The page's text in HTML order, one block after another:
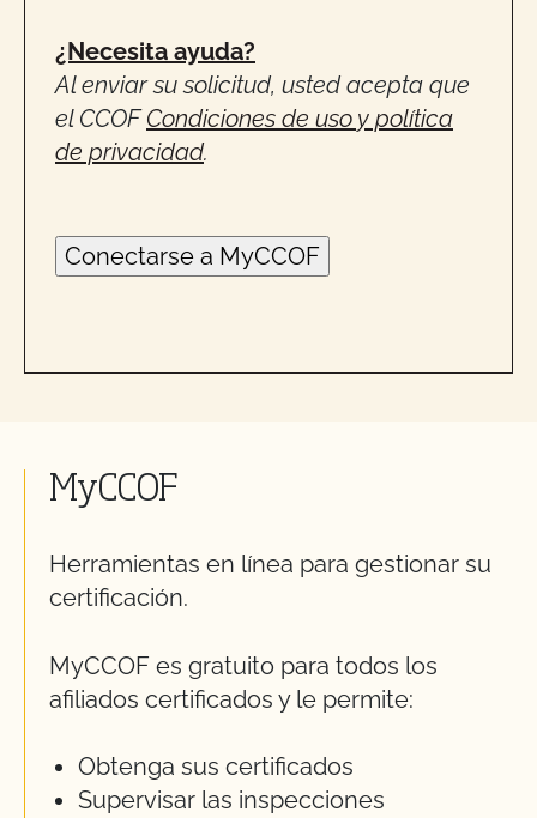
¿Necesita ayuda?
Al enviar su solicitud, usted acepta que
el CCOFCondiciones de uso y política
de privacidad.
MyCCOF
Herramientas en línea para gestionar su
certificación.
MyCCOF es gratuito para todos los
afiliados certificados y le permite:
Obtenga sus certificados
Supervisar las inspecciones